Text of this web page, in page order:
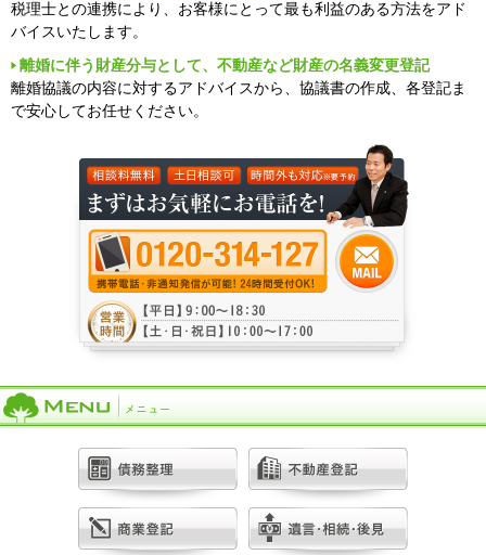
税理士との連携により、お客様にとって最も利益のある方法をアド
バイスいたします。
離婚に伴う財産分与として、不動産など財産の名義変更登記
離婚協議の内容に対するアドバイスから、協議書の作成、各登記ま
で安心してお任せください。